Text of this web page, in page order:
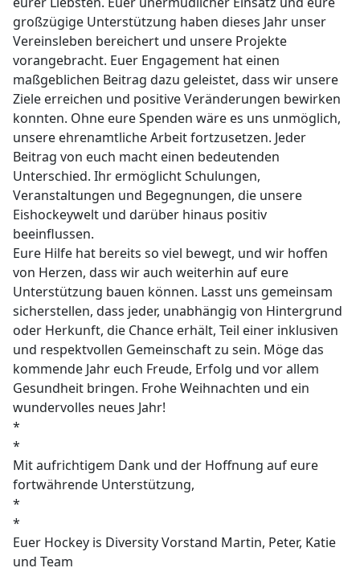
großzügige Unterstützung haben dieses Jahr unser
Vereinsleben bereichert und unsere Projekte
vorangebracht. Euer Engagement hat einen
maßgeblichen Beitrag dazu geleistet, dass wir unsere
Ziele erreichen und positive Veränderungen bewirken
konnten. Ohne eure Spenden wäre es uns unmöglich,
unsere ehrenamtliche Arbeit fortzusetzen. Jeder
Beitrag von euch macht einen bedeutenden
Unterschied. Ihr ermöglicht Schulungen,
Veranstaltungen und Begegnungen, die unsere
Eishockeywelt und darüber hinaus positiv
beeinflussen.
Eure Hilfe hat bereits so viel bewegt, und wir hoffen
von Herzen, dass wir auch weiterhin auf eure
Unterstützung bauen können. Lasst uns gemeinsam
sicherstellen, dass jeder, unabhängig von Hintergrund
oder Herkunft, die Chance erhält, Teil einer inklusiven
und respektvollen Gemeinschaft zu sein. Möge das
kommende Jahr euch Freude, Erfolg und vor allem
Gesundheit bringen. Frohe Weihnachten und ein
wundervolles neues Jahr!
*
*
Mit aufrichtigem Dank und der Hoffnung auf eure
fortwährende Unterstützung,
*
*
Euer Hockey is Diversity Vorstand Martin, Peter, Katie
und Team